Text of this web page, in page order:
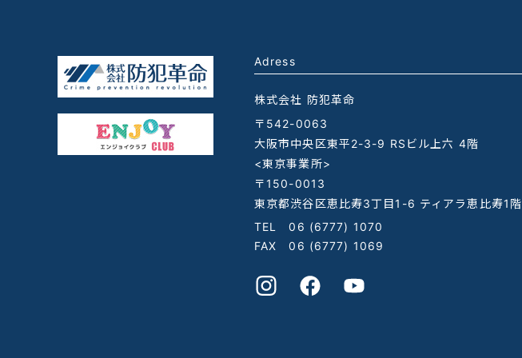
Adress
株式会社 防犯革命
〒542-0063
大阪市中央区東平2-3-9 RSビル上六 4階
<東京事業所>
〒150-0013
東京都渋谷区恵比寿3丁目1-6 ティアラ恵比寿1階
TEL06 (6777) 1070
FAX 06 (6777) 1069